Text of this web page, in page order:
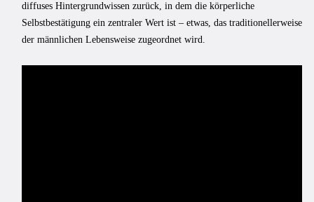
diffuses Hintergrundwissen zurück, in dem die körperliche
Selbstbestätigung ein zentraler Wert ist – etwas, das traditionellerweise
der männlichen Lebensweise zugeordnet wird.